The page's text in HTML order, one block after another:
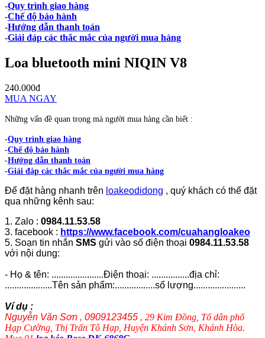
-Quy trình giao hàng
-Chế độ bảo hành
-Hướng dẫn thanh toán
-Giải đáp các thắc mắc của người mua hàng
Loa bluetooth mini NIQIN V8
240.000đ
MUA NGAY
Những vấn đề quan trọng mà người mua hàng cần biết :
-Quy trình giao hàng
-Chế độ bảo hành
-Hướng dẫn thanh toán
-Giải đáp các thắc mắc của người mua hàng
Để đặt hàng nhanh trên loakeodidong , quý khách có thể đặt
qua những kênh sau:
1. Zalo : 0984.11.53.58
3. facebook : https://www.facebook.com/cuahangloakeo
5. Soạn tin nhắn SMS gửi vào số điện thoại 0984.11.53.58
với nội dung:
- Họ & tên: ......................Điện thoại: ................địa chỉ:
....................Tên sản phẩm:.................số lượng......................
Ví dụ :
Nguyễn Văn Sơn , 0909123455 , 29 Kim Đồng, Tổ dân phố
Hạp Cường, Thị Trấn Tô Hạp, Huyện Khánh Sơn, Khánh Hòa.